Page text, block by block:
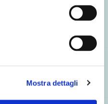
Mostra dettagli